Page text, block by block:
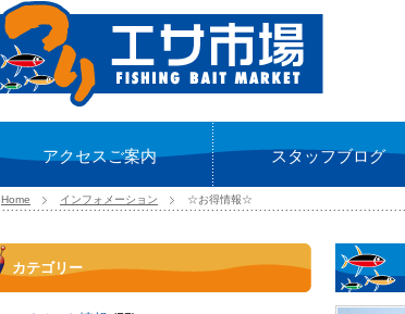
アクセスご案内 スタッフブログ
Home インフォメーション ☆お得情報☆
カテゴリー